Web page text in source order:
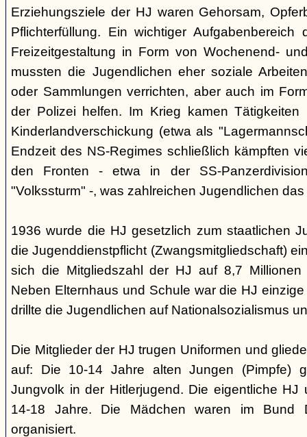
Erziehungsziele der HJ waren Gehorsam,
Pflichterfüllung. Ein wichtiger
Freizeitgestaltung in Form von Wochenend-
mussten die Jugendlichen eher soziale
oder Sammlungen verrichten, aber auch im
der Polizei helfen. Im Krieg kamen
Kinderlandverschickung (etwa als
Endzeit des NS-Regimes schließlich kämpften
den Fronten - etwa in der SS-
"Volkssturm" -, was zahlreichen Jugendlichen
1936 wurde die HJ gesetzlich zum staatlichen
die Jugenddienstpflicht (Zwangsmitgliedschaft)
sich die Mitgliedszahl der HJ auf 8,7 Millionen
Neben Elternhaus und Schule war die HJ
drillte die Jugendlichen auf Nationalsozialismus
Die Mitglieder der HJ trugen Uniformen und
auf: Die 10-14 Jahre alten Jungen (Pimpfe)
Jungvolk in der Hitlerjugend. Die eigentliche HJ
14-18 Jahre. Die Mädchen waren im Bund
organisiert.